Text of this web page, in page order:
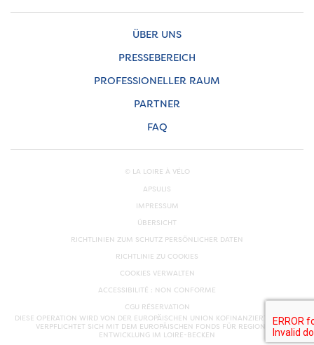
ÜBER UNS
PRESSEBEREICH
PROFESSIONELLER RAUM
PARTNER
FAQ
© LA LOIRE À VÉLO
APSULIS
IMPRESSUM
ÜBERSICHT
RICHTLINIEN ZUM SCHUTZ PERSÖNLICHER DATEN
RICHTLINIE ZU COOKIES
COOKIES VERWALTEN
ACCESSIBILITÉ : NON CONFORME
CGU RÉSERVATION
DIESE OPERATION WIRD VON DER EUROPÄISCHEN UNION KOFINANZIERT. EUROPA
VERPFLICHTET SICH MIT DEM EUROPÄISCHEN FONDS FÜR REGIONALE
ENTWICKLUNG IM LOIRE-BECKEN